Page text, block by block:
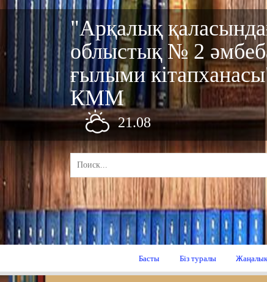
"Арқалық
облыстық № 2
ғылыми
КММ
21.08
Басты Біз туралы